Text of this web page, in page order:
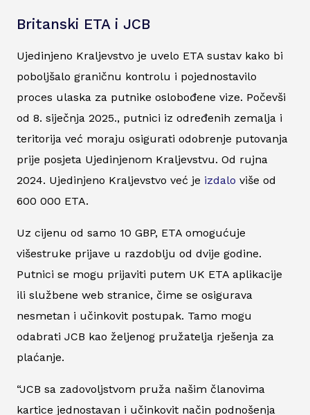
Britanski ETA i JCB
Ujedinjeno Kraljevstvo je uvelo ETA sustav kako bi
poboljšalo graničnu kontrolu i pojednostavilo
proces ulaska za putnike oslobođene vize. Počevši
od 8. siječnja 2025., putnici iz određenih zemalja i
teritorija već moraju osigurati odobrenje putovanja
prije posjeta Ujedinjenom Kraljevstvu. Od rujna
2024. Ujedinjeno Kraljevstvo već je izdalo više od
600 000 ETA.
Uz cijenu od samo 10 GBP, ETA omogućuje
višestruke prijave u razdoblju od dvije godine.
Putnici se mogu prijaviti putem UK ETA aplikacije
ili službene web stranice, čime se osigurava
nesmetan i učinkovit postupak. Tamo mogu
odabrati JCB kao željenog pružatelja rješenja za
plaćanje.
“JCB sa zadovoljstvom pruža našim članovima
kartice jednostavan i učinkovit način podnošenja